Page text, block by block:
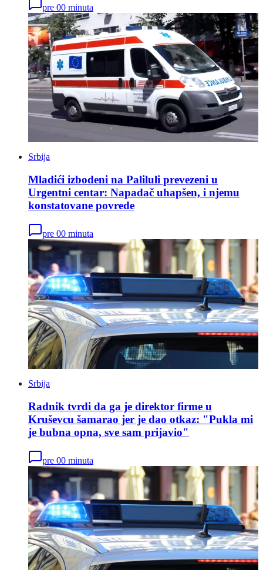
pre 00 minuta
Srbija
Mladići izbodeni na Paliluli prevezeni u
Urgentni centar: Napadač uhapšen, i njemu
konstatovane povrede
pre 00 minuta
Srbija
Radnik tvrdi da ga je direktor firme u
Kruševcu šamarao jer je dao otkaz: "Pukla mi
je bubna opna, sve sam prijavio"
pre 00 minuta